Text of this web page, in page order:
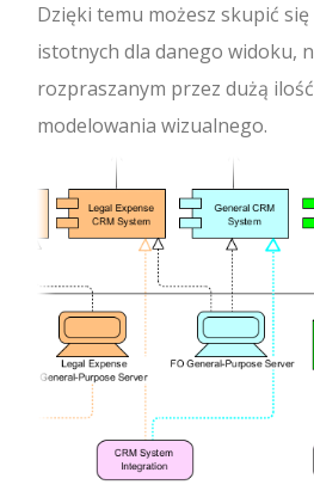
Dzięki temu możesz skupić się
istotnych dla danego widoku,
rozpraszanym przez dużą
modelowania wizualnego.